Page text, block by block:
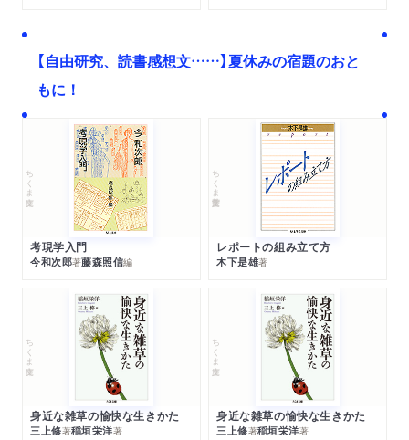
【自由研究、読書感想文……】夏休みの宿題のおと
もに！
ちくま文庫
考現学入門
今和次郎著藤森照信編
ちくま学芸文庫
レポートの組み立て方
木下是雄著
ちくま文庫
身近な雑草の愉快な生きかた
三上修著稲垣栄洋著
ちくま文庫
身近な雑草の愉快な生きかた
三上修著稲垣栄洋著